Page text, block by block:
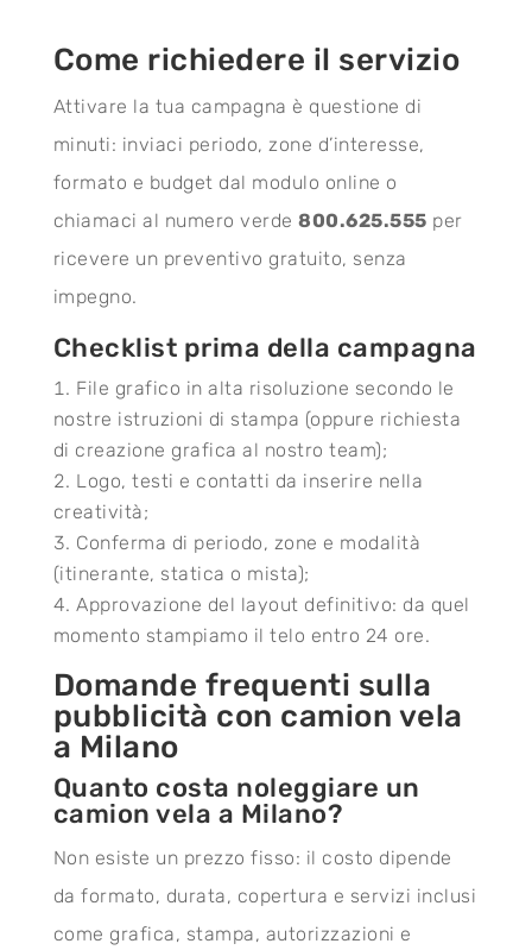
Come richiedere il servizio
Attivare la tua campagna è questione di
minuti: inviaci periodo, zone d’interesse,
formato e budget dal modulo online o
chiamaci al numero verde800.625.555 per
ricevere un preventivo gratuito, senza
impegno.
Checklist prima della campagna
File grafico in alta risoluzione secondo le
nostre istruzioni di stampa (oppure richiesta
di creazione grafica al nostro team);
Logo, testi e contatti da inserire nella
creatività;
Conferma di periodo, zone e modalità
(itinerante, statica o mista);
Approvazione del layout definitivo: da quel
momento stampiamo il telo entro 24 ore.
Domande frequenti sulla
pubblicità con camion vela
a Milano
Quanto costa noleggiare un
camion vela a Milano?
Non esiste un prezzo fisso: il costo dipende
da formato, durata, copertura e servizi inclusi
come grafica, stampa, autorizzazioni e